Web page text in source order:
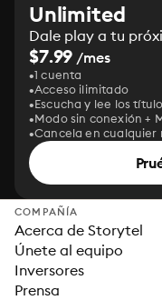
Unlimited
Dale play a tu
$7.99 /mes
1 cuenta
Acceso ilimitado
Escucha y lee los
Modo sin conexión +
Cancela en cualquier
COMPAÑÍA
Acerca de Storytel
Únete al equipo
Inversores
Prensa